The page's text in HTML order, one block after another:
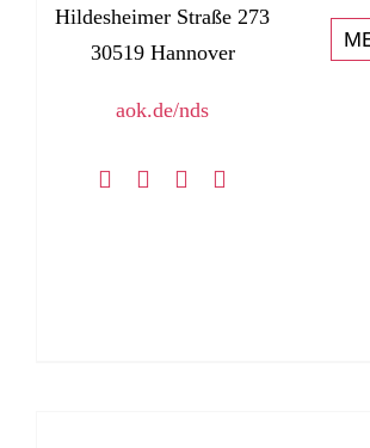
Hildesheimer Straße 273
30519 Hannover
aok.de/nds